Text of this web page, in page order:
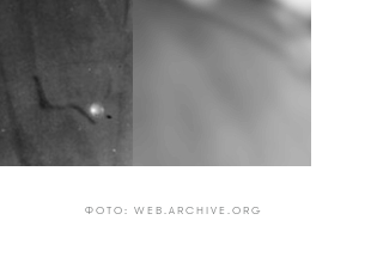
ФОТО: WEB.ARCHIVE.ORG